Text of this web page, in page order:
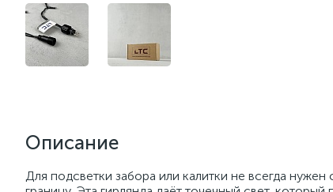
Описание
Для подсветки забора или калитки не всегда